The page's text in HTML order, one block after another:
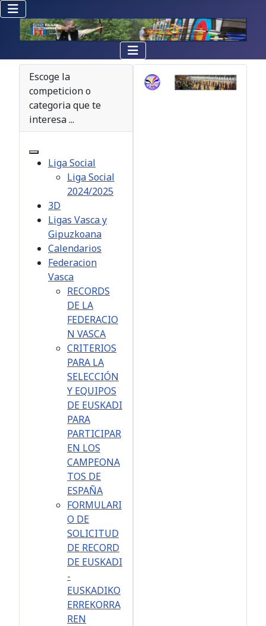
Escoge la
competicion o
categoria que te
interesa ...
Liga Social
Liga Social
2024/2025
3D
Ligas Vasca y
Gipuzkoana
Calendarios
Federacion
Vasca
RECORDS
DE LA
FEDERACIO
N VASCA
CRITERIOS
PARA LA
SELECCIÓN
Y EQUIPOS
DE EUSKADI
PARA
PARTICIPAR
EN LOS
CAMPEONA
TOS DE
ESPAÑA
FORMULARI
O DE
SOLICITUD
DE RECORD
DE EUSKADI
-
EUSKADIKO
ERREKORRA
REN